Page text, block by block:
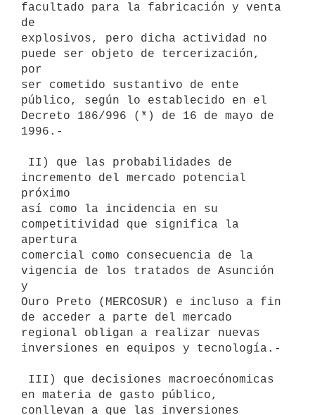
facultado para la fabricación y venta
de
explosivos, pero dicha actividad no
puede ser objeto de tercerización,
por
ser cometido sustantivo de ente
público, según lo establecido en el
Decreto 186/996 (*) de 16 de mayo de
1996.-
incremento del mercado potencial
próximo
así como la incidencia en su
competitividad que significa la
apertura
comercial como consecuencia de la
vigencia de los tratados de Asunción
y
Ouro Preto (MERCOSUR) e incluso a fin
de acceder a parte del mercado
regional obligan a realizar nuevas
inversiones en equipos y tecnología.-
en materia de gasto público,
conllevan a que las inversiones